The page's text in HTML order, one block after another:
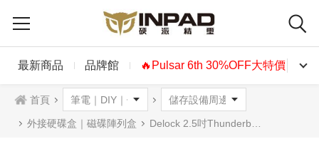
最新商品 品牌館 🔥Pulsar 6th 30%OFF大特價🔥
首頁
外接硬碟盒｜磁碟陣列盒 Delock 2.5吋Thunderbolt™ SATA 硬碟外接盒|黑色42490